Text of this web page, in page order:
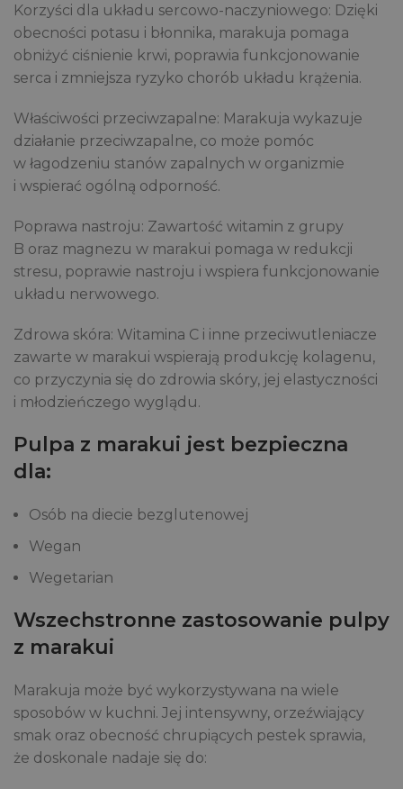
Korzyści dla układu sercowo-naczyniowego: Dzięki
obecności potasu i błonnika, marakuja pomaga
obniżyć ciśnienie krwi, poprawia funkcjonowanie
serca i zmniejsza ryzyko chorób układu krążenia.
Właściwości przeciwzapalne: Marakuja wykazuje
działanie przeciwzapalne, co może pomóc
w łagodzeniu stanów zapalnych w organizmie
i wspierać ogólną odporność.
Poprawa nastroju: Zawartość witamin z grupy
B oraz magnezu w marakui pomaga w redukcji
stresu, poprawie nastroju i wspiera funkcjonowanie
układu nerwowego.
Zdrowa skóra: Witamina C i inne przeciwutleniacze
zawarte w marakui wspierają produkcję kolagenu,
co przyczynia się do zdrowia skóry, jej elastyczności
i młodzieńczego wyglądu.
Pulpa z marakui jest bezpieczna
dla:
Osób na diecie bezglutenowej
Wegan
Wegetarian
Wszechstronne zastosowanie pulpy
z marakui
Marakuja może być wykorzystywana na wiele
sposobów w kuchni. Jej intensywny, orzeźwiający
smak oraz obecność chrupiących pestek sprawia,
że doskonale nadaje się do: